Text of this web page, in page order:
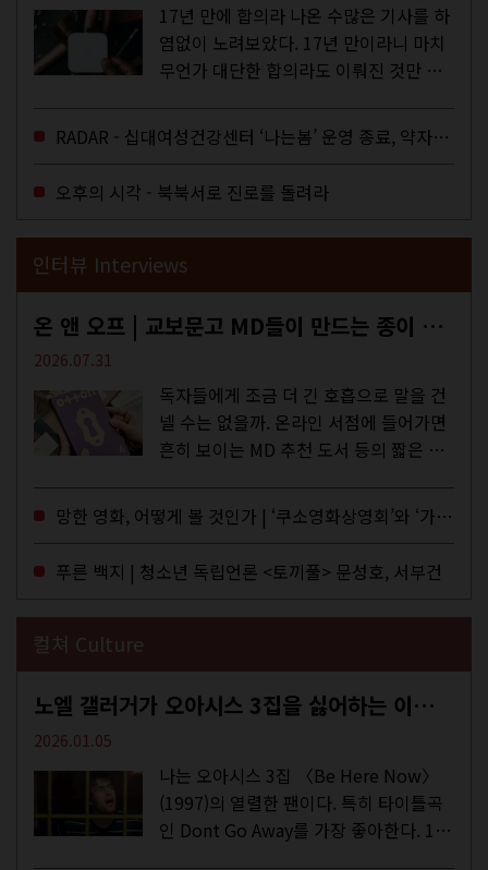
17년 만에 합의라 나온 수많은 기사를 하
염없이 노려보았다. 17년 만이라니 마치
무언가 대단한 합의라도 이뤄진 것만 같
을 결정하는 심의기구인 최저임금위원회
에 대한 소식을 전하는 기사였는데,...
RADAR - 십대여성건강센터 ‘나는봄’ 운영 종료, 약자로부터 멀어지는 도시
오후의 시각 - 북북서로 진로를 돌려라
인터뷰 Interviews
온 앤 오프 | 교보문고 MD들이 만드는 종이 잡지 <어떤>
2026.07.31
독자들에게 조금 더 긴 호흡으로 말을 건
넬 수는 없을까. 온라인 서점에 들어가면
흔히 보이는 MD 추천 도서 등의 짧은 문
MD들의 고민 끝에 세상 밖으로 나온 종
이 잡지 어떤(otton). 지난해 12월...
망한 영화, 어떻게 볼 것인가 | ‘쿠소영화상영회’와 ‘가자미’의 이야기
푸른 백지 | 청소년 독립언론 <토끼풀> 문성호, 서부건
컬쳐 Culture
노엘 갤러거가 오아시스 3집을 싫어하는 이유 | DEFINITELY MAYBE, AGAIN
2026.01.05
나는 오아시스 3집 〈Be Here Now〉
(1997)의 열렬한 팬이다. 특히 타이틀곡
인 Dont Go Away를 가장 좋아한다. 15